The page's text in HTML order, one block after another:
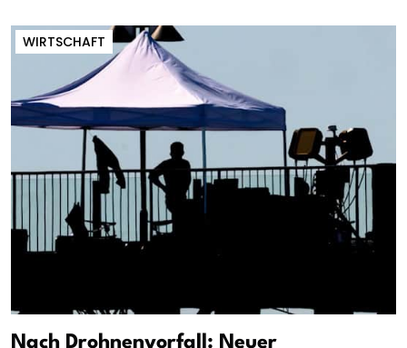
WIRTSCHAFT
Nach Drohnenvorfall: Neuer